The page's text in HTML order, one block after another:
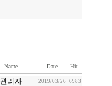
Name Date Hit
관리자 2019/03/26 6983